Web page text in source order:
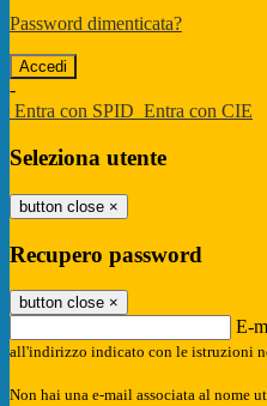
Password dimenticata?
-
Entra con SPID Entra con CIE
Seleziona utente
button close ×
Recupero password
button close ×
E-
all'indirizzo indicato con le istruzioni
Non hai una e-mail associata al nome